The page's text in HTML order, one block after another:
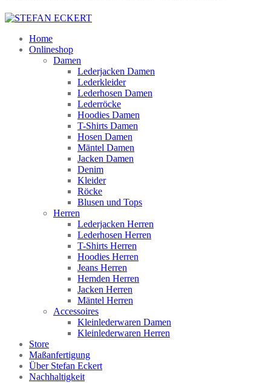
Home
Onlineshop
Damen
Lederjacken Damen
Lederkleider
Lederhosen Damen
Lederröcke
Hoodies Damen
T-Shirts Damen
Hosen Damen
Mäntel Damen
Jacken Damen
Denim
Kleider
Röcke
Blusen und Tops
Herren
Lederjacken Herren
Lederhosen Herren
T-Shirts Herren
Hoodies Herren
Jeans Herren
Hemden Herren
Jacken Herren
Mäntel Herren
Accessoires
Kleinlederwaren Damen
Kleinlederwaren Herren
Store
Maßanfertigung
Über Stefan Eckert
Nachhaltigkeit